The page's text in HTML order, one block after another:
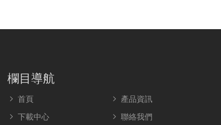
欄目導航
首頁
產品資訊
下載中心
聯絡我們